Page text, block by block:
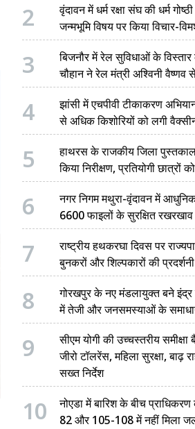
2
वृंदावन में धर्म रक्षा संघ की धर्म
जन्मभूमि विषय पर किया विचार-
3
बिजनौर में रेल सुविधाओं के
चौहान ने रेल मंत्री अश्विनी वैष्णव
4
झांसी में एचपीवी टीकाकरण
से अधिक किशोरियों को लगी
5
हाथरस के राजकीय जिला
किया निरीक्षण, प्रतियोगी
6
नगर निगम मथुरा-वृंदावन में
6600 फाइलों के सुरक्षित रखरखाव
7
राष्ट्रीय हथकरघा दिवस पर
बुनकरों और शिल्पकारों की
8
गोरखपुर के नए मंडलायुक्त बने इंद्र
में तेजी और जनसमस्याओं के
9
सीएम योगी की उच्चस्तरीय
जीरो टॉलरेंस, महिला सुरक्षा, बाढ़
सख्त निर्देश
10
नोएडा में बारिश के बीच
82 और 105-108 में नहीं मिला